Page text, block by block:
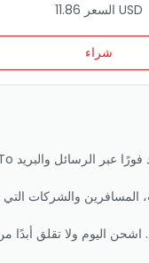
السعر 11.86 USD
شراء